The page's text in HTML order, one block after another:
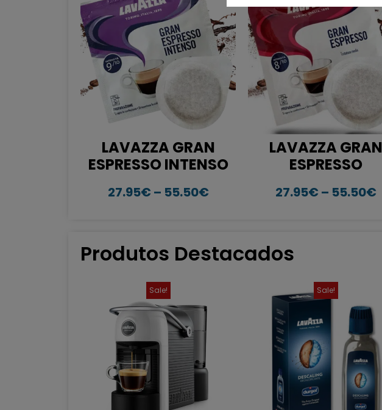
LAVAZZA GRAN
ESPRESSO INTENSO
27.95€ – 55.50€
LAVAZZA GRAN
ESPRESSO
27.95€ – 55.50€
Produtos Destacados
Sale! Sale!